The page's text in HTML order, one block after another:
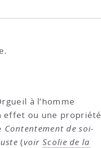
à l’homme
effet ou une propriété
Contentement de soi-
(voirScolie de la